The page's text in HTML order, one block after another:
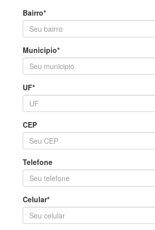
Bairro*
Municipio*
UF*
CEP
Telefone
Celular*